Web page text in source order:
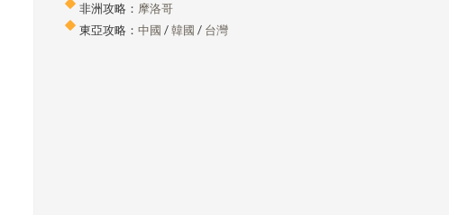
非洲攻略： 摩洛哥
東亞攻略：中國 /韓國 / 台灣